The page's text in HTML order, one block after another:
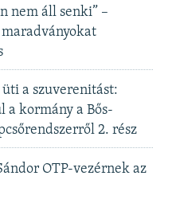
nem áll senki” –
a szuverenitást:
a kormány a Bős-
2. rész
OTP-vezérnek az